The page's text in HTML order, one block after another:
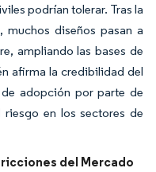
podrían tolerar. Tras la
diseños pasan a
ampliando las bases de
afirma la credibilidad del
adopción por parte de
riesgo en los sectores de
del Mercado